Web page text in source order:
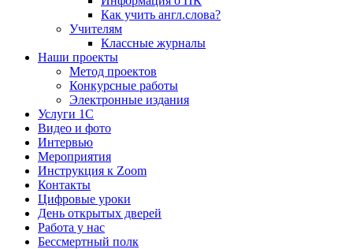
Как учить англ.слова?
Учителям
Классные журналы
Наши проекты
Метод проектов
Конкурсные работы
Электронные издания
Услуги 1C
Видео и фото
Интервью
Мероприятия
Инструкция к Zoom
Контакты
Цифровые уроки
День открытых дверей
Работа у нас
Бессмертный полк